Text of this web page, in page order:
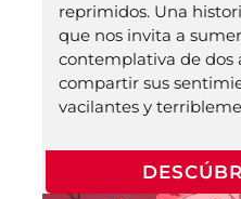
reprimidos. Una
que nos invita a
contemplativa de dos
compartir sus
vacilantes y